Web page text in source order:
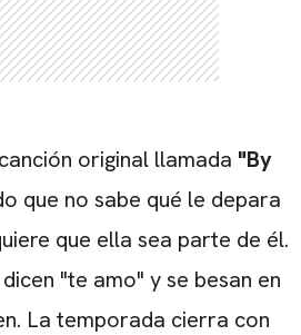
original llamada "By
que no sabe qué le depara
que ella sea parte de él.
"te amo" y se besan en
La temporada cierra con